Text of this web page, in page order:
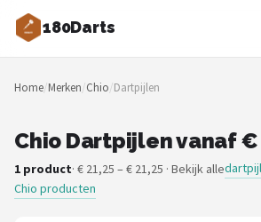
180Darts
Zoeken
NAVIGATIE
Merken
Home/Merken/Chio/Dartpijlen
Chio Dartpijlen vanaf €
1 product· € 21,25 – € 21,25 · Bekijk alle
Chio producten